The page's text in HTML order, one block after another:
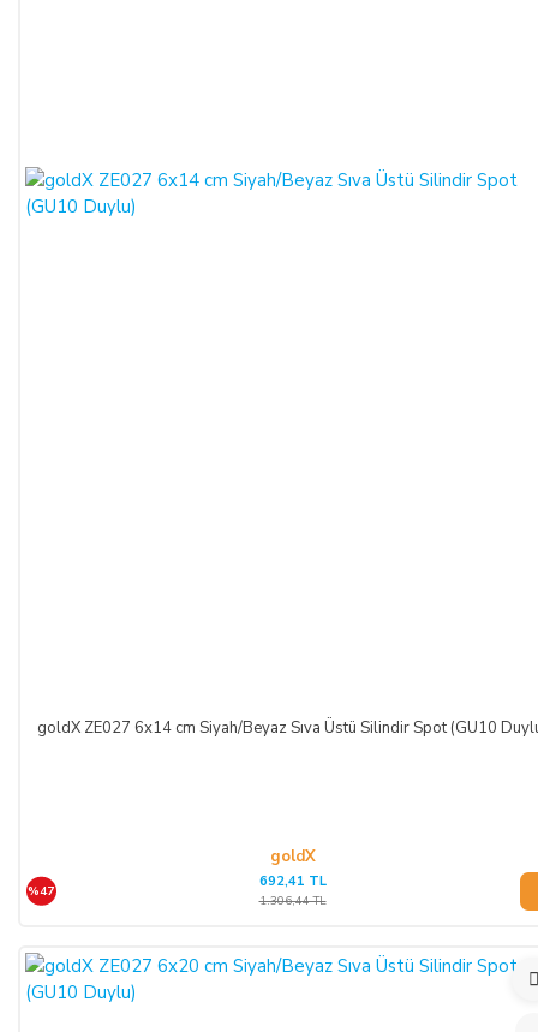
goldX ZE027 6x14 cm Siyah/Beyaz Sıva Üstü Silindir Spot (GU10
goldX
%47
692,41 TL
1.306,44 TL